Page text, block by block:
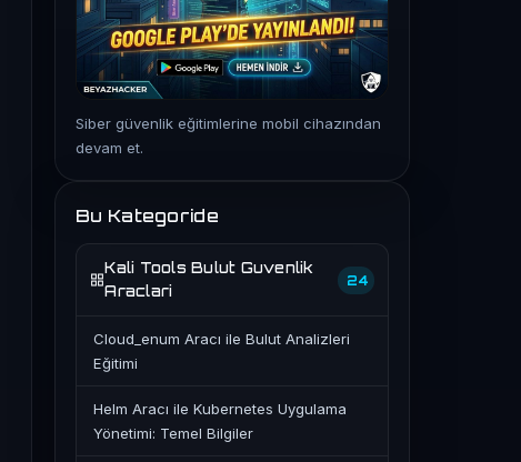
Siber güvenlik eğitimlerine mobil cihazından
devam et.
Bu Kategoride
Kali Tools Bulut Guvenlik
Araclari
24
Cloud_enum Aracı ile Bulut Analizleri
Eğitimi
Helm Aracı ile Kubernetes Uygulama
Yönetimi: Temel Bilgiler